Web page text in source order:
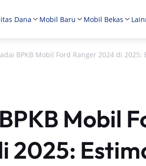
Dana Mobil Baru Mobil Bekas
BPKB Mobil Ford Ranger 2024 di
Mobil
2025: